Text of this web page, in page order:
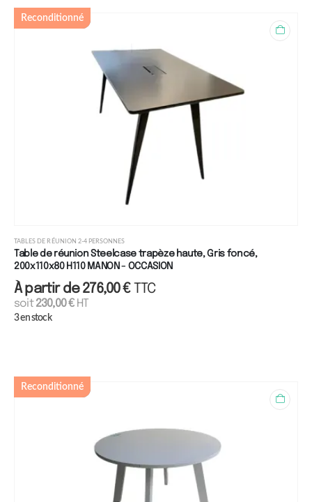
Reconditionné
TABLES DE RÉUNION 2-4 PERSONNES
Table de réunion Steelcase trapèze haute, Gris foncé,
200x110x80 H110 MANON - OCCASION
À partir de276,00€ TTC
soit230,00€HT
3 en stock
Reconditionné